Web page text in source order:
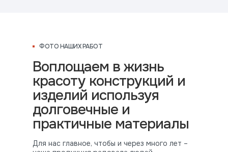
Для нас главное, чтобы и через много лет –
Воплощаем в жизнь
красоту конструкций и
изделий используя
долговечные и
практичные материалы
ФОТО НАШИХ РАБОТ